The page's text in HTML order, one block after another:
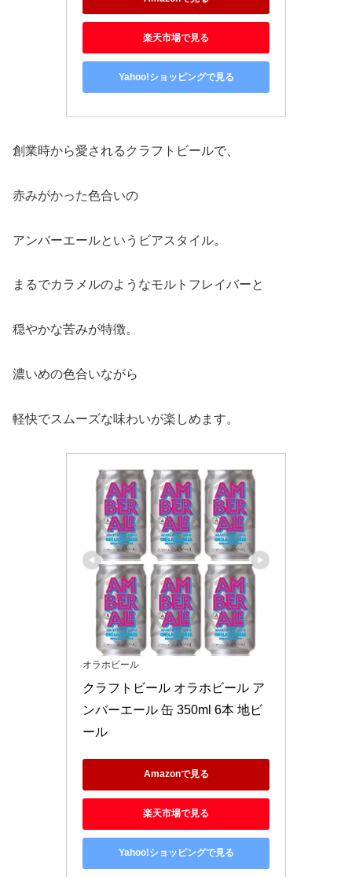
楽天市場で見る
Yahoo!ショッピングで見る
創業時から愛されるクラフトビールで、
赤みがかった色合いの
アンバーエールというビアスタイル。
まるでカラメルのようなモルトフレイバーと
穏やかな苦みが特徴。
濃いめの色合いながら
軽快でスムーズな味わいが楽しめます。
オラホビール
クラフトビール オラホビール ア
ンバーエール 缶 350ml 6本 地ビ
ール
Amazonで見る
楽天市場で見る
Yahoo!ショッピングで見る